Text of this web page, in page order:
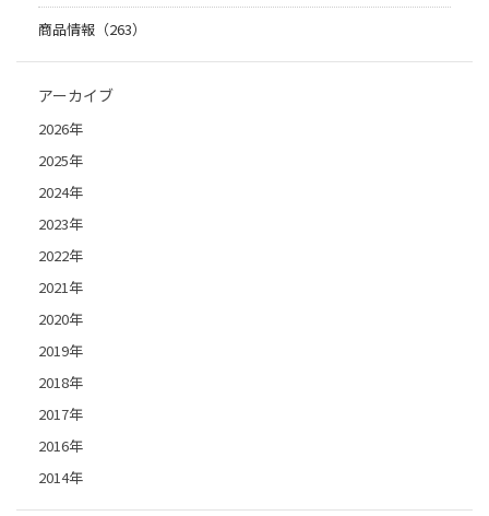
商品情報（263）
アーカイブ
2026年
2025年
2024年
2023年
2022年
2021年
2020年
2019年
2018年
2017年
2016年
2014年